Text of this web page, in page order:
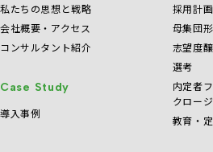
私たちの思想と戦略
会社概要・アクセス
コンサルタント紹介
採用計
母集団
志望度
選考
内定者
クロー
教育・
Case Study
導入事例